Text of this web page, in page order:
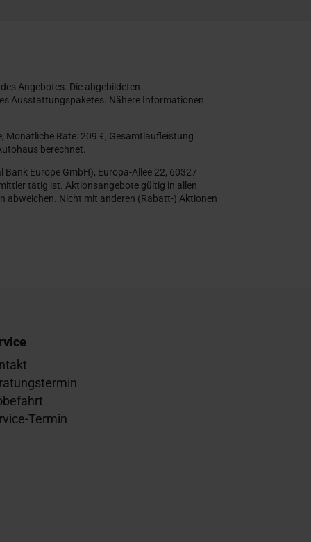
Angebotes. Die abgebildeten
Ausstattungspaketes. Nähere Informationen
Monatliche Rate: 209 €, Gesamtlaufleistung
berechnet.
Europe GmbH), Europa-Allee 22, 60327
tätig ist. Aktionsangebote gültig in allen
abweichen. Nicht mit anderen (Rabatt-) Aktionen
Termin